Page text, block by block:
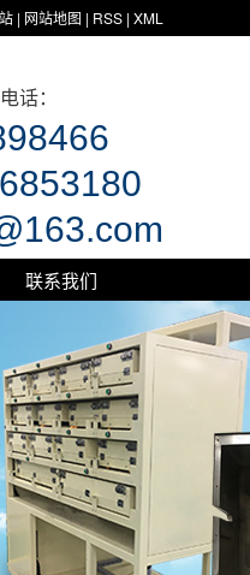
| 网站地图 | RSS | XML
话：
联系我们